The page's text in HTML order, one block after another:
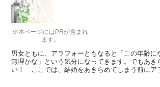
※本ページにはPRが含まれ
ます。
男女ともに、アラフォーともなると「この年齢に
無理かな」という気分になってきます。でもあき
い！ ここでは、結婚をあきらめてしまう前にア